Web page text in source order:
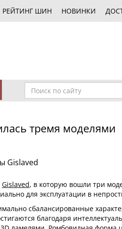
РЕЙТИНГ ШИН НОВИНКИ
тремя моделями
Gislaved
Gislaved, в которую вошли три
для эксплуатации в
сбалансированные
благодаря